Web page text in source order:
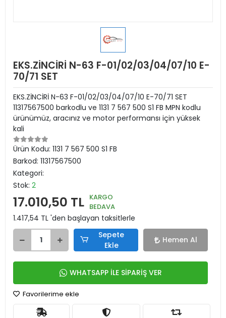
EKS.ZİNCİRİ N-63 F-01/02/03/04/07/10 E-
70/71 SET
EKS.ZİNCİRİ N-63 F-01/02/03/04/07/10 E-70/71 SET
11317567500 barkodlu ve 1131 7 567 500 S1 FB MPN kodlu
ürünümüz, aracınız ve motor performansı için yüksek
kali
Ürün Kodu: 1131 7 567 500 S1 FB
Barkod: 11317567500
Kategori:
Stok: 2
17.010,50 TL KARGO
BEDAVA
1.417,54 TL 'den başlayan taksitlerle
Sepete
Ekle
Hemen Al
WHATSAPP İLE SİPARİŞ VER
Favorilerime ekle